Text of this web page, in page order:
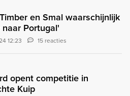
en Smal waarschijnlijk
Portugal'
12:23 15 reacties
opent competitie in
Kuip